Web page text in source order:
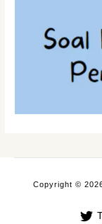
Copyright ©